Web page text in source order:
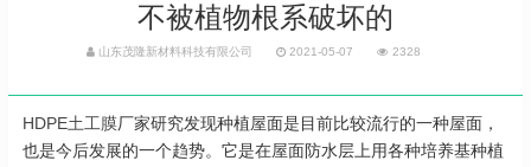
不被植物根系破坏的
山东茂隆新材料科技有限公司 2021-05-07 2328
HDPE土工膜厂家研究发现种植屋面是目前比较流行的一种屋面，
也是今后发展的一个趋势。它是在屋面防水层上用各种培养基种植